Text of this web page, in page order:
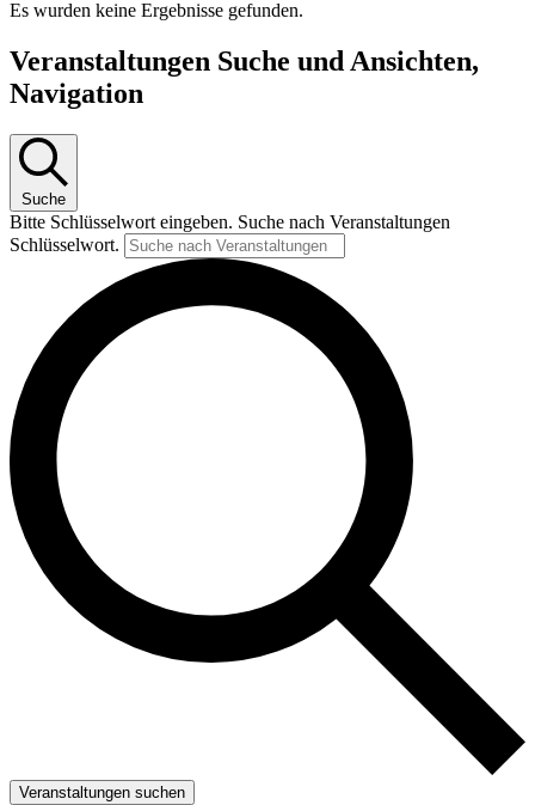
Es wurden keine Ergebnisse gefunden.
Veranstaltungen Suche und Ansichten,
Navigation
Suche
Bitte Schlüsselwort eingeben. Suche nach Veranstaltungen
Schlüsselwort.
Veranstaltungen suchen